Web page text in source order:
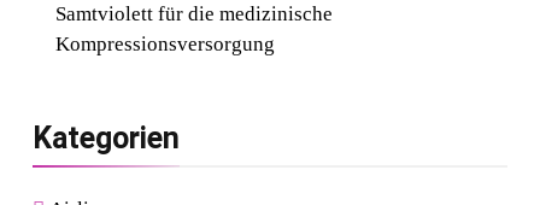
Samtviolett für die medizinische
Kompressionsversorgung
Kategorien